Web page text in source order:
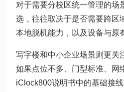
对于需要分校区统一管理的场
选，往往取决于是否需要跨区
本地脱机能力，以及设备与原
写字楼和中小企业场景则更关
如果点位不多、门型标准、网
iClock800说明书中的基础接